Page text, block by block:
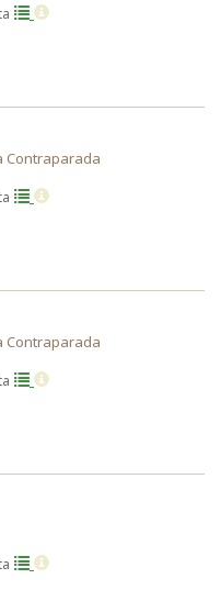
Contraparada
Contraparada